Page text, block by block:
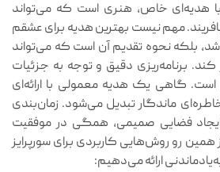
هدیه‌ای خاص، هنری است که می‌تواند
مهم نیست بهترین هدیه برای عشقم
بلکه نحوه تقدیم آن است که می‌تواند
کند. برنامه‌ریزی دقیق و توجه به جزئیات
است. گاهی یک هدیه معمولی با ارائه‌ای
خاطره‌ای ماندگار تبدیل می‌شود. زمان‌بندی
فضایی صمیمی، همگی در موفقیت
همین رو روش‌هایی کاربردی برای سورپرایز
ارائه می‌دهیم: